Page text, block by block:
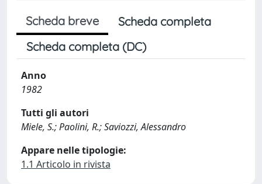
Scheda breve
Scheda completa
Scheda completa (DC)
Anno
1982
Tutti gli autori
Miele, S.; Paolini, R.; Saviozzi, Alessandro
Appare nelle tipologie:
1.1 Articolo in rivista